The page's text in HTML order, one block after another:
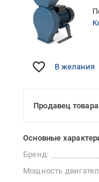
В желания
Продавец
Основные
Бренд:
Мощность